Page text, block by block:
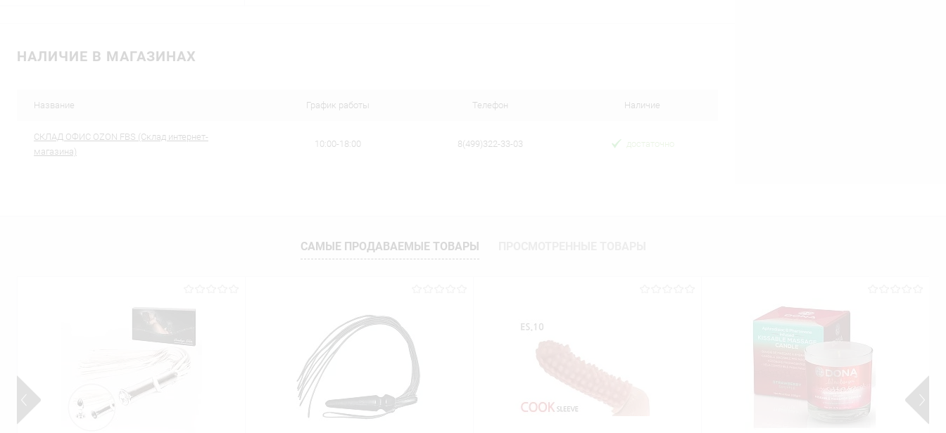
НАЛИЧИЕ В МАГАЗИНАХ
Название График работы Телефон Наличие
CКЛАД ОФИС OZON FBS (Склад интернет-
магазина)
10:00-18:00 8(499)322-33-03 достаточно
САМЫЕ ПРОДАВАЕМЫЕ ТОВАРЫ